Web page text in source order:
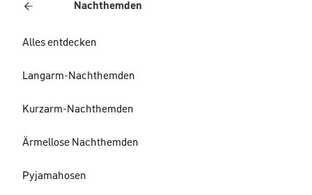
Nachthemden
Alles entdecken
Langarm-Nachthemden
Kurzarm-Nachthemden
Ärmellose Nachthemden
Pyjamahosen